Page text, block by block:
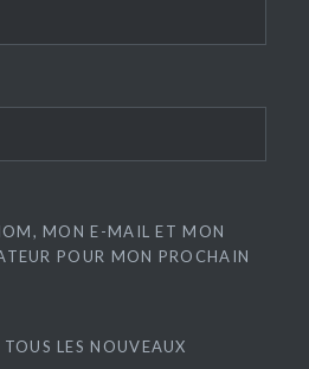
MON E-MAIL ET MON
POUR MON PROCHAIN
LES NOUVEAUX